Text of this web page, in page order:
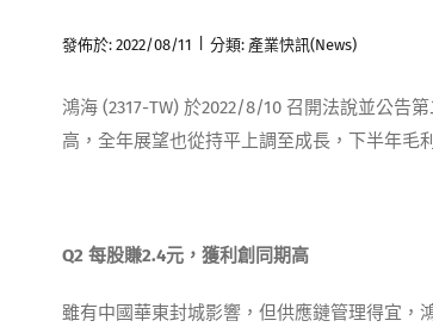
發佈於: 2022/08/11 分類: 產業快訊(News)
鴻海 (2317-TW) 於2022/8/10 召開法說並公告
高，全年展望也從持平上調至成長，下半年毛
Q2 每股賺2.4元，獲利創同期高
雖有中國華東封城影響，但供應鏈管理得宜，